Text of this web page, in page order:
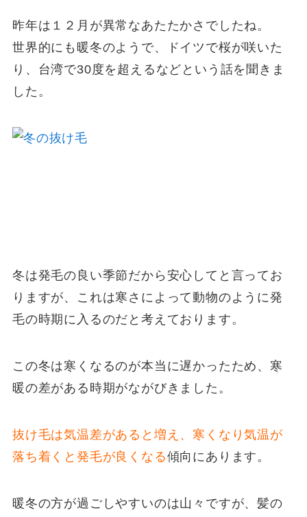
昨年は１２月が異常なあたたかさでしたね。
世界的にも暖冬のようで、ドイツで桜が咲いた
り、台湾で30度を超えるなどという話を聞きま
した。
冬は発毛の良い季節だから安心してと言ってお
りますが、これは寒さによって動物のように発
毛の時期に入るのだと考えております。
この冬は寒くなるのが本当に遅かったため、寒
暖の差がある時期がながびきました。
抜け毛は気温差があると増え、寒くなり気温が
落ち着くと発毛が良くなる傾向にあります。
暖冬の方が過ごしやすいのは山々ですが、髪の